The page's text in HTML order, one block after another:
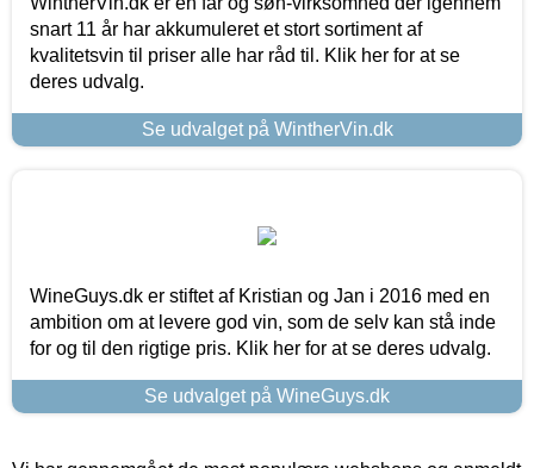
snart 11 år har akkumuleret et stort sortiment af
kvalitetsvin til priser alle har råd til. Klik her for at se
deres udvalg.
Se udvalget på WintherVin.dk
WineGuys.dk er stiftet af Kristian og Jan i 2016 med en
ambition om at levere god vin, som de selv kan stå inde
for og til den rigtige pris. Klik her for at se deres udvalg.
Se udvalget på WineGuys.dk